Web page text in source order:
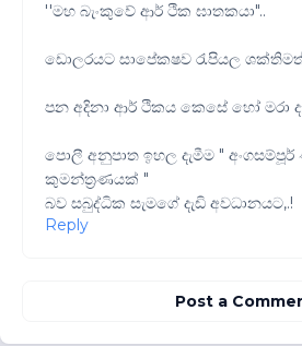
''මහ බැංකුවේ ආර් ථික ඝාතකයා"..
ඩොලරයට සාපේකෂව රැපියල
පන අදිනා ආර් ථිකය කෙසේ හෝ මරා
පොලී අනුපාත ඉහල දැමීම "
කුමන්ත්‍රණයක් "
බව සබුද්ධික සැමගේ දැඩි අවධානයට,.!
Reply
Post a